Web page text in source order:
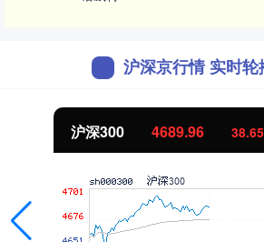
沪深京行情 实时轮
沪深300 4689.96 38.65